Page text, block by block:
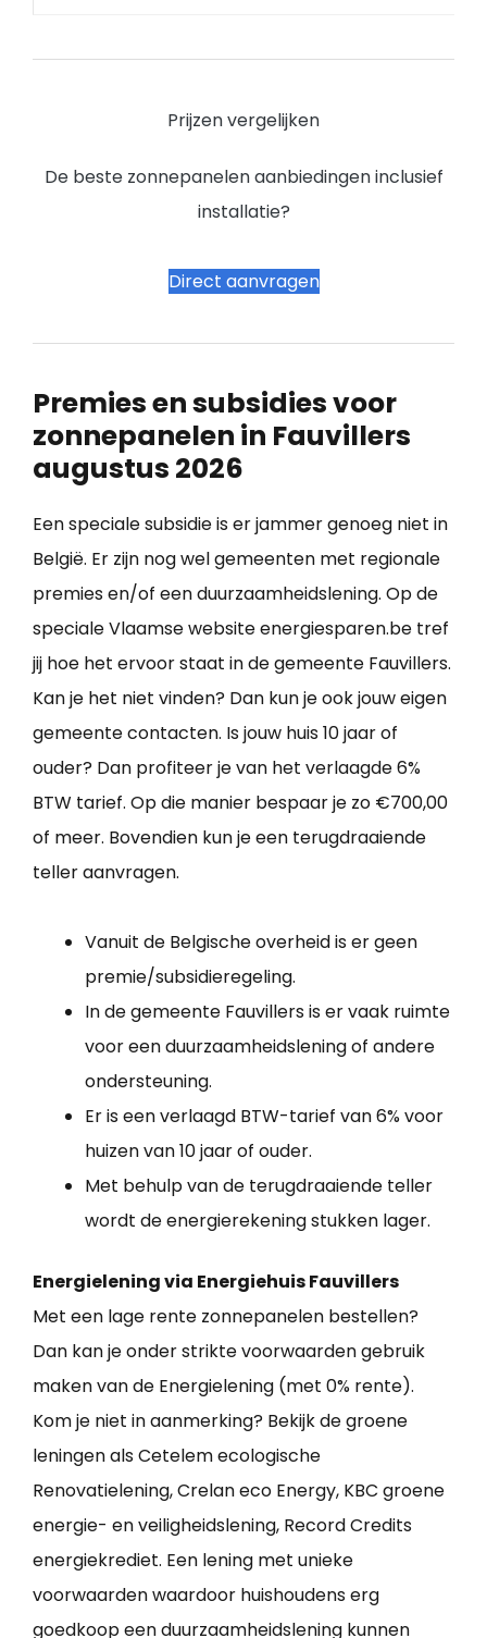
Prijzen vergelijken
De beste zonnepanelen aanbiedingen inclusief
installatie?
Direct aanvragen
Premies en subsidies voor
zonnepanelen in Fauvillers
augustus 2026
Een speciale subsidie is er jammer genoeg niet in
België. Er zijn nog wel gemeenten met regionale
premies en/of een duurzaamheidslening. Op de
speciale Vlaamse website energiesparen.be tref
jij hoe het ervoor staat in de gemeente Fauvillers.
Kan je het niet vinden? Dan kun je ook jouw eigen
gemeente contacten. Is jouw huis 10 jaar of
ouder? Dan profiteer je van het verlaagde 6%
BTW tarief. Op die manier bespaar je zo €700,00
of meer. Bovendien kun je een terugdraaiende
teller aanvragen.
Vanuit de Belgische overheid is er geen
premie/subsidieregeling.
In de gemeente Fauvillers is er vaak ruimte
voor een duurzaamheidslening of andere
ondersteuning.
Er is een verlaagd BTW-tarief van 6% voor
huizen van 10 jaar of ouder.
Met behulp van de terugdraaiende teller
wordt de energierekening stukken lager.
Energielening via Energiehuis Fauvillers
Met een lage rente zonnepanelen bestellen?
Dan kan je onder strikte voorwaarden gebruik
maken van de Energielening (met 0% rente).
Kom je niet in aanmerking? Bekijk de groene
leningen als Cetelem ecologische
Renovatielening, Crelan eco Energy, KBC groene
energie- en veiligheidslening, Record Credits
energiekrediet. Een lening met unieke
voorwaarden waardoor huishoudens erg
goedkoop een duurzaamheidslening kunnen